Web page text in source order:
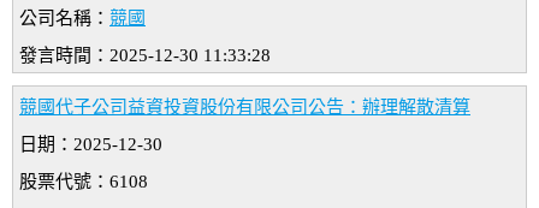
公司名稱： 競國
發言時間：2025-12-30 11:33:28
競國代子公司益資投資股份有限公司公告：辦理解散清算
日期：2025-12-30
股票代號：6108